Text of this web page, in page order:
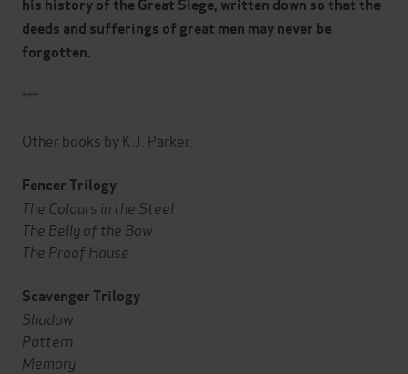
his history of the Great Siege, written down so that the
deeds and sufferings of great men may never be
forgotten.
***
Other books by K.J. Parker:
Fencer Trilogy
The Colours in the Steel
The Belly of the Bow
The Proof House
Scavenger Trilogy
Shadow
Pattern
Memory